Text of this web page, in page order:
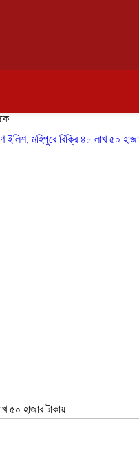
বিক্রি ৪৮ লাখ ৫০ হাজার টাকায়
৫০ হাজার টাকায়